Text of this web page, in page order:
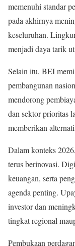
memenuhi standar
pada akhirnya
keseluruhan.
menjadi daya tarik
Selain itu, BEI
pembangunan
mendorong
dan sektor prioritas
memberikan
Dalam konteks
terus berinovasi.
keuangan, serta
agenda penting.
investor dan
tingkat regional
Pembukaan